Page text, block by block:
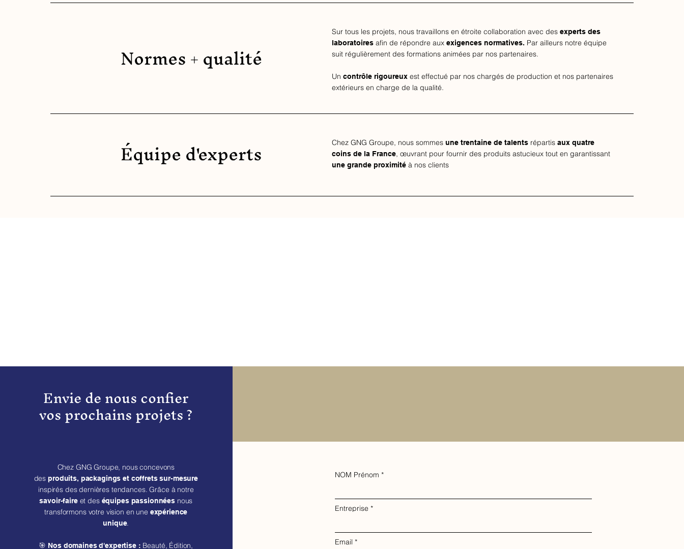
Normes + qualité
Sur tous les projets, nous travaillons en étroite collaboration avec des experts des
laboratoiresafin de répondre aux exigences normatives. Par ailleurs notre équipe
suit régulièrement des formations animées par nos partenaires.​
Un contrôle rigoureuxest effectué par nos chargés de production et nos partenaires
extérieurs en charge de la qualité.
Équipe d'experts Chez GNG Groupe, nous sommes une trentaine de talentsrépartis aux quatre
coins de la France, œuvrant pour fournir des produits astucieux tout en garantissant
une grande proximitéà nos clients
Envie de nous confier
vos prochains projets ?
Chez GNG Groupe, nous concevons
desproduits, packagings et coffrets sur-mesure
inspirés des dernières tendances. Grâce à notre
savoir-faireet des équipes passionnéesnous
transformons votre vision en une expérience
unique.
🎯 Nos domaines d'expertise : Beauté, Édition,
NOM Prénom
Entreprise
Email